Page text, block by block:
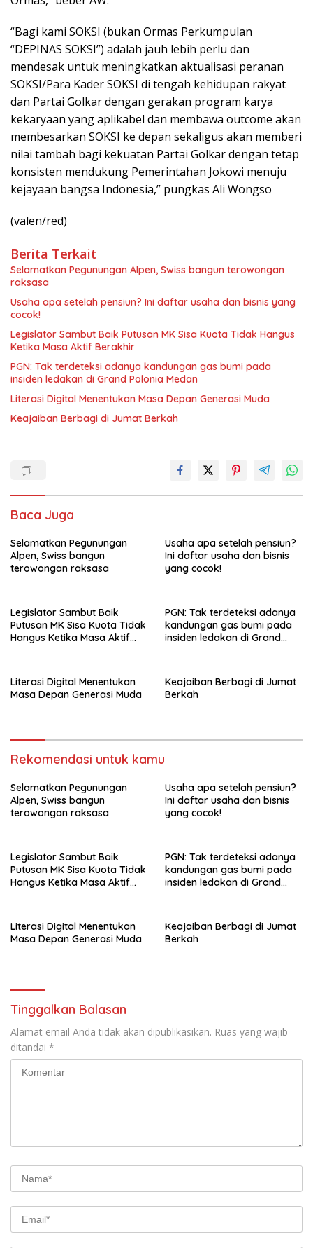
“Bagi kami SOKSI (bukan Ormas Perkumpulan
“DEPINAS SOKSI”) adalah jauh lebih perlu dan
mendesak untuk meningkatkan aktualisasi peranan
SOKSI/Para Kader SOKSI di tengah kehidupan rakyat
dan Partai Golkar dengan gerakan program karya
kekaryaan yang aplikabel dan membawa outcome akan
membesarkan SOKSI ke depan sekaligus akan memberi
nilai tambah bagi kekuatan Partai Golkar dengan tetap
konsisten mendukung Pemerintahan Jokowi menuju
kejayaan bangsa Indonesia,” pungkas Ali Wongso
(valen/red)
Berita Terkait
Selamatkan Pegunungan Alpen, Swiss bangun terowongan
raksasa
Usaha apa setelah pensiun? Ini daftar usaha dan bisnis yang
cocok!
Legislator Sambut Baik Putusan MK Sisa Kuota Tidak Hangus
Ketika Masa Aktif Berakhir
PGN: Tak terdeteksi adanya kandungan gas bumi pada
insiden ledakan di Grand Polonia Medan
Literasi Digital Menentukan Masa Depan Generasi Muda
Keajaiban Berbagi di Jumat Berkah
Baca Juga
Selamatkan Pegunungan
Alpen, Swiss bangun
terowongan raksasa
Usaha apa setelah pensiun?
Ini daftar usaha dan bisnis
yang cocok!
Legislator Sambut Baik
Putusan MK Sisa Kuota Tidak
Hangus Ketika Masa Aktif
PGN: Tak terdeteksi adanya
kandungan gas bumi pada
insiden ledakan di Grand
Literasi Digital Menentukan
Masa Depan Generasi Muda
Keajaiban Berbagi di Jumat
Berkah
Rekomendasi untuk kamu
Selamatkan Pegunungan
Alpen, Swiss bangun
terowongan raksasa
Usaha apa setelah pensiun?
Ini daftar usaha dan bisnis
yang cocok!
Legislator Sambut Baik
Putusan MK Sisa Kuota Tidak
Hangus Ketika Masa Aktif
PGN: Tak terdeteksi adanya
kandungan gas bumi pada
insiden ledakan di Grand
Literasi Digital Menentukan
Masa Depan Generasi Muda
Keajaiban Berbagi di Jumat
Berkah
Tinggalkan Balasan
Alamat email Anda tidak akan dipublikasikan. Ruas yang wajib
ditandai *